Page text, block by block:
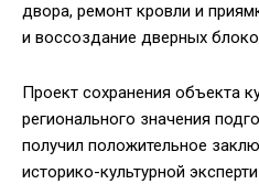
двора, ремонт кровли и
и воссоздание дверных
Проект сохранения объекта
регионального значения
получил положительное
историко-культурной